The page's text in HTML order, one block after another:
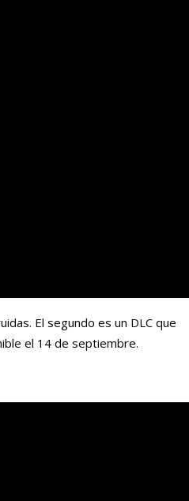
El segundo es un DLC que
el 14 de septiembre.